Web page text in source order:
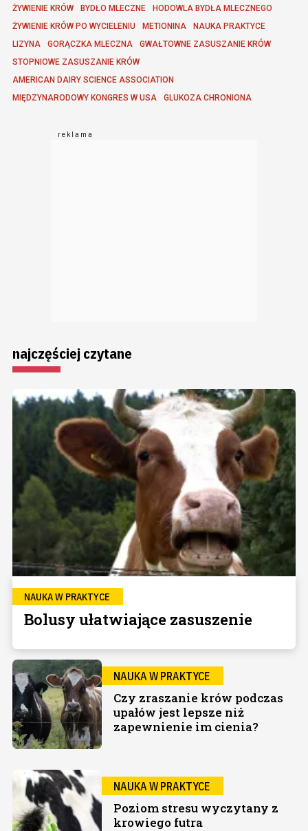
ŻYWIENIE KRÓW BYDŁO MLECZNE
HODOWLA BYDŁA MLECZNEGO
ŻYWIENIE KRÓW PO WYCIELENIU
METIONINA
NAUKA PRAKTYCE
LIZYNA
GORĄCZKA MLECZNA
GWAŁTOWNE ZASUSZANIE KRÓW
STOPNIOWE ZASUSZANIE KRÓW
AMERICAN DAIRY SCIENCE ASSOCIATION
MIĘDZYNARODOWY KONGRES W USA
GLUKOZA CHRONIONA
najczęściej czytane
NAUKA W PRAKTYCE
Bolusy ułatwiające zasuszenie
NAUKA W PRAKTYCE
Czy zraszanie krów podczas
upałów jest lepsze niż
zapewnienie im cienia?
NAUKA W PRAKTYCE
Poziom stresu wyczytany z
krowiego futra